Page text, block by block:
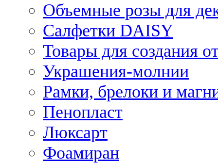
Объемные розы для
Салфетки DAISY
Товары для создания
Украшения-молнии
Рамки, брелоки и
Пенопласт
Люксарт
Фоамиран